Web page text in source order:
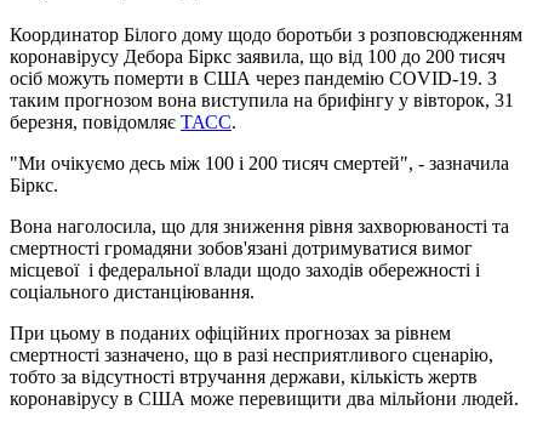
Координатор Білого дому щодо боротьби з розповсюдженням
коронавірусу Дебора Біркс заявила, що від 100 до 200 тисяч
осіб можуть померти в США через пандемію COVID-19. З
таким прогнозом вона виступила на брифінгу у вівторок, 31
березня, повідомляє ТАСС.
"Ми очікуємо десь між 100 і 200 тисяч смертей", - зазначила
Біркс.
Вона наголосила, що для зниження рівня захворюваності та
смертності громадяни зобов'язані дотримуватися вимог
місцевої і федеральної влади щодо заходів обережності і
соціального дистанціювання.
При цьому в поданих офіційних прогнозах за рівнем
смертності зазначено, що в разі несприятливого сценарію,
тобто за відсутності втручання держави, кількість жертв
коронавірусу в США може перевищити два мільйони людей.